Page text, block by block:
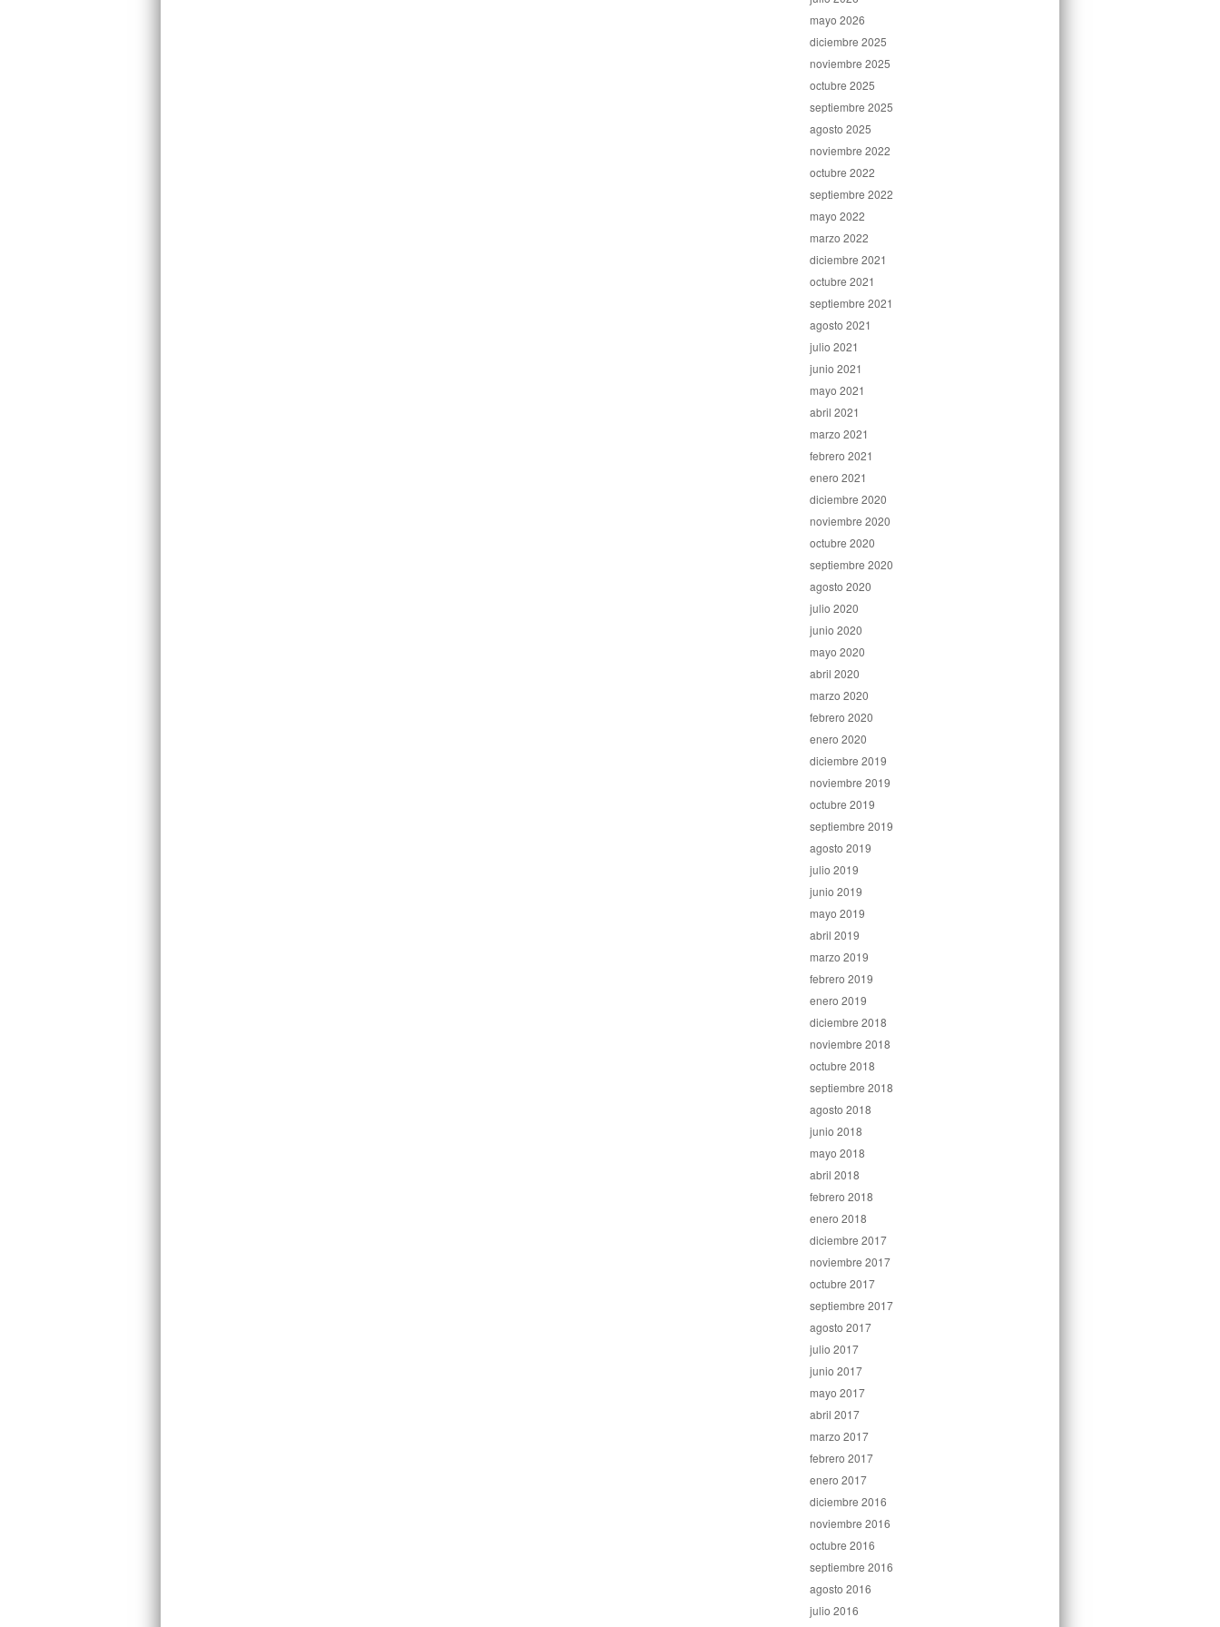
mayo 2026
diciembre 2025
noviembre 2025
octubre 2025
septiembre 2025
agosto 2025
noviembre 2022
octubre 2022
septiembre 2022
mayo 2022
marzo 2022
diciembre 2021
octubre 2021
septiembre 2021
agosto 2021
julio 2021
junio 2021
mayo 2021
abril 2021
marzo 2021
febrero 2021
enero 2021
diciembre 2020
noviembre 2020
octubre 2020
septiembre 2020
agosto 2020
julio 2020
junio 2020
mayo 2020
abril 2020
marzo 2020
febrero 2020
enero 2020
diciembre 2019
noviembre 2019
octubre 2019
septiembre 2019
agosto 2019
julio 2019
junio 2019
mayo 2019
abril 2019
marzo 2019
febrero 2019
enero 2019
diciembre 2018
noviembre 2018
octubre 2018
septiembre 2018
agosto 2018
junio 2018
mayo 2018
abril 2018
febrero 2018
enero 2018
diciembre 2017
noviembre 2017
octubre 2017
septiembre 2017
agosto 2017
julio 2017
junio 2017
mayo 2017
abril 2017
marzo 2017
febrero 2017
enero 2017
diciembre 2016
noviembre 2016
octubre 2016
septiembre 2016
agosto 2016
julio 2016